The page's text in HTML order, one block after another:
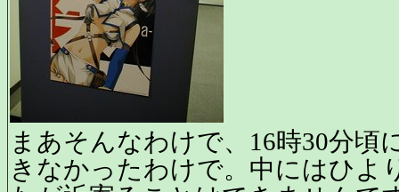
まあそんなわけで、16時30分頃
きなかったわけで。中にはひよ